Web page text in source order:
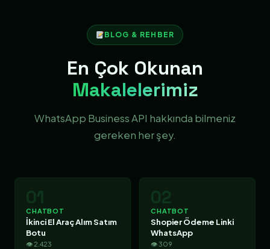
BLOG & REHBER
En Çok Okunan
Makalelerimiz
WhatsApp Business API hakkında bilmeniz
gereken her şey.
01
CHATBOT
İkinci El Araç Alım Satım
Botu
👁 2.423
02
CHATBOT
Shopier Ödeme Linki
WhatsApp
👁 309